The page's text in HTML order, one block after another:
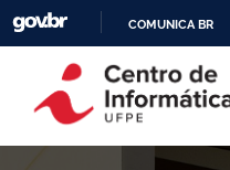
COMUNICA BR